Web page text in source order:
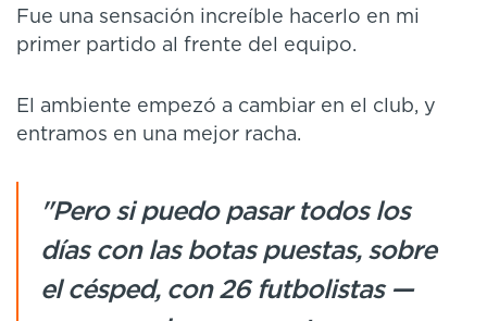
Fue una sensación increíble hacerlo en mi
primer partido al frente del equipo.
El ambiente empezó a cambiar en el club, y
entramos en una mejor racha.
"Pero si puedo pasar todos los
días con las botas puestas, sobre
el césped, con 26 futbolistas —